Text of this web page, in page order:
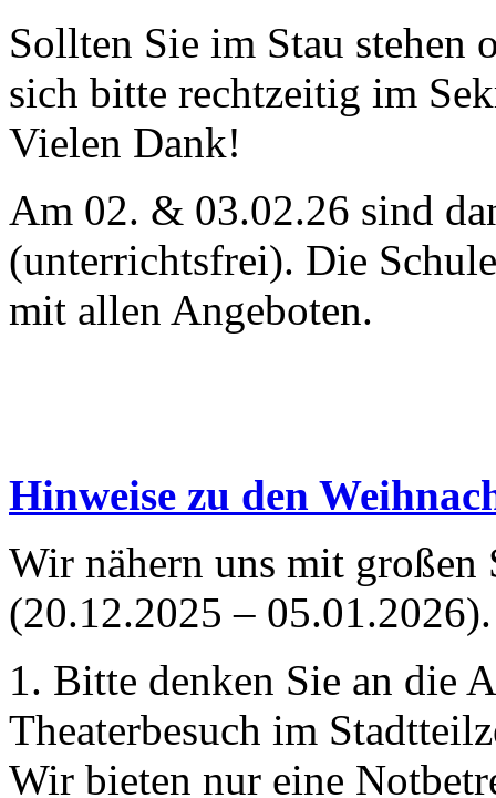
Sollten Sie im Stau stehen
sich bitte rechtzeitig im
Vielen Dank!
Am 02. & 03.02.26 sind
(unterrichtsfrei). Die
mit allen Angeboten.
Hinweise zu den
Wir nähern uns mit großen
(20.12.2025 –
1. Bitte denken Sie an die
Theaterbesuch im
Wir bieten nur eine